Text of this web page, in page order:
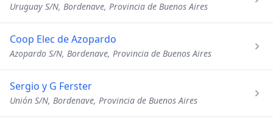
Uruguay S/N, Bordenave, Provincia de Buenos Aires
Coop Elec de Azopardo
Azopardo S/N, Bordenave, Provincia de Buenos Aires
Sergio y G Ferster
Unión S/N, Bordenave, Provincia de Buenos Aires